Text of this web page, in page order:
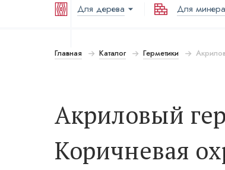
Для дерева Для
Главная Каталог Герметики
Акриловый
Коричневая